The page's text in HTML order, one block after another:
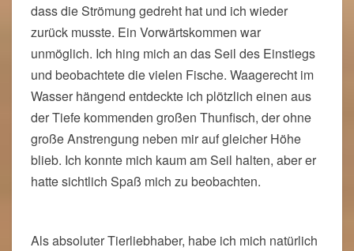
dass die Strömung gedreht hat und ich wieder
zurück musste. Ein Vorwärtskommen war
unmöglich. Ich hing mich an das Seil des Einstiegs
und beobachtete die vielen Fische. Waagerecht im
Wasser hängend entdeckte ich plötzlich einen aus
der Tiefe kommenden großen Thunfisch, der ohne
große Anstrengung neben mir auf gleicher Höhe
blieb. Ich konnte mich kaum am Seil halten, aber er
hatte sichtlich Spaß mich zu beobachten.
Als absoluter Tierliebhaber, habe ich mich natürlich